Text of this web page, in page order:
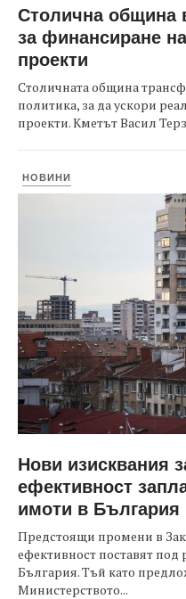
Столична община
за финансиране
проекти
Столичната община
политика, за да ускори
проекти. Кметът Васил
НОВИНИ
Нови изисквания
ефективност
имоти в България
Предстоящи промени в
ефективност поставят под
България. Тъй като
Министерството...